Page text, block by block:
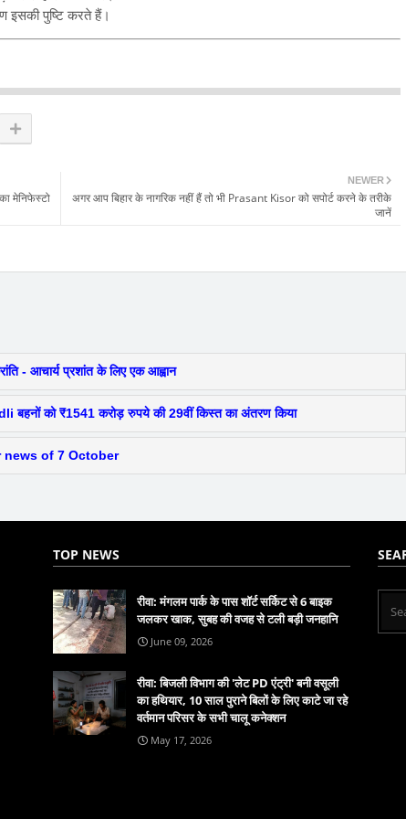
इसकी पुष्टि करते हैं।
NEWER
अगर आप बिहार के नागरिक नहीं हैं तो भी Prasant Kisor को सपोर्ट करने के तरीके
जानें
मेनिफेस्टो
- आचार्य प्रशांत के लिए एक आह्वान
बहनों को ₹1541 करोड़ रुपये की 29वीं किस्त का अंतरण किया
news of 7 October
TOP NEWS
रीवा: मंगलम पार्क के पास शॉर्ट सर्किट से 6 बाइक
जलकर खाक, सुबह की वजह से टली बड़ी जनहानि
June 09, 2026
रीवा: बिजली विभाग की 'लेट PD एंट्री' बनी वसूली
का हथियार, 10 साल पुराने बिलों के लिए काटे जा रहे
वर्तमान परिसर के सभी चालू कनेक्शन
May 17, 2026